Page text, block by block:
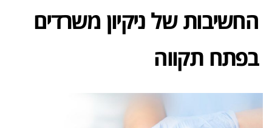
החשיבות של ניקיון משרדים
בפתח תקווה